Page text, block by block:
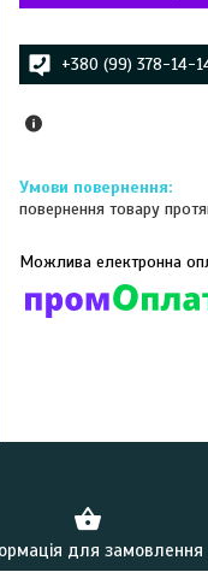
+380 (99) 378-14-
повернення товару
для замовлення